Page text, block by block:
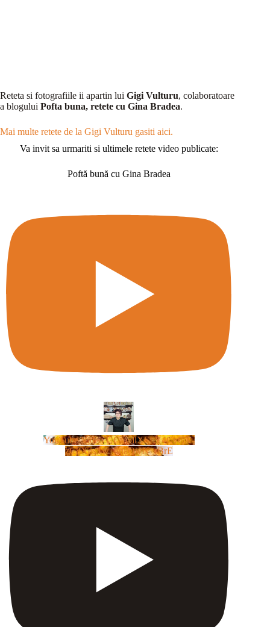
Reteta si fotografiile ii apartin lui Gigi Vulturu, colaboratoare
a blogului Pofta buna, retete cu Gina Bradea.
Mai multe retete de la Gigi Vulturu gasiti aici.
Va invit sa urmariti si ultimele retete video publicate:
Poftă bună cu Gina Bradea
YouTube Video UCm5llXSLY4CyCX-
zC8XosTw_huaQwN_rBrE